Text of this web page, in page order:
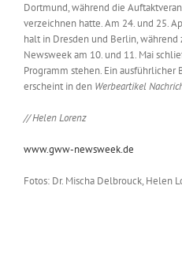
Dortmund, während die
verzeichnen hatte. Am 24. und 25.
halt in Dresden und Berlin,
Newsweek am 10. und 11. Mai
Programm stehen. Ein
erscheint in den Werbeartikel
// Helen Lorenz
www.gww-newsweek.de
Fotos: Dr. Mischa Delbrouck, Helen